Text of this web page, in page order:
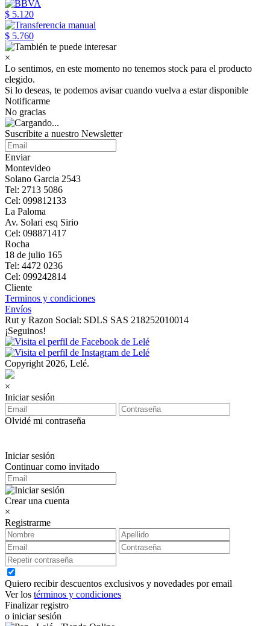
$ 5.120
$ 5.760
×
Lo sentimos, en este momento no tenemos stock para el producto
elegido.
Si lo deseas, te podemos avisar cuando vuelva a estar disponible
Notificarme
No gracias
Suscribite a nuestro Newsletter
Enviar
Montevideo
Solano Garcia 2543
Tel: 2713 5086
Cel: 099812133
La Paloma
Av. Solari esq Sirio
Cel: 098871417
Rocha
18 de julio 165
Tel: 4472 0236
Cel: 099242814
Cliente
Terminos y condiciones
Envíos
Rut y Razon Social: SDLS SAS 218252010014
¡Seguinos!
Copyright 2026, Lelé.
×
Iniciar sesión
Olvidé mi contraseña
Iniciar sesión
Continuar como invitado
Crear una cuenta
×
Registrarme
Quiero recibir descuentos exclusivos y novedades por email
Ver los términos y condiciones
Finalizar registro
o iniciar sesión